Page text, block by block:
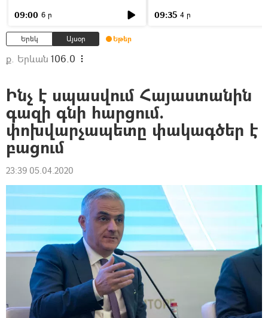
09:00 6 ր 09:35 4 ր
Երեկ Այսօր Եթեր
ք. Երևան 106.0
Ինչ է սպասվում Հայաստանին
գազի գնի հարցում.
փոխվարչապետը փակագծեր է
բացում
23:39 05.04.2020